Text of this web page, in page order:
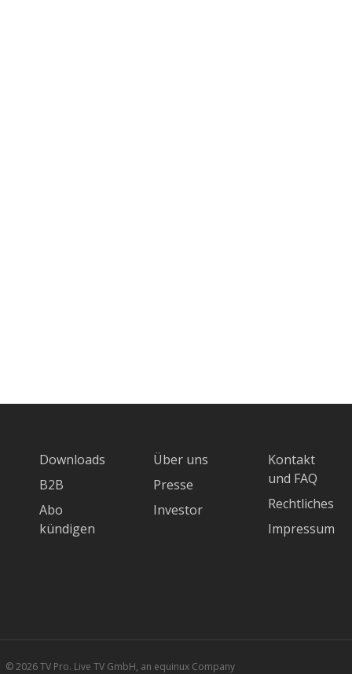
Downloads
B2B
Abo
kündigen
Über uns
Presse
Investor
Kontakt
und FAQ
Rechtliches
Impressum
© 2026 TV Pro. Live TV GmbH, an equinux Company